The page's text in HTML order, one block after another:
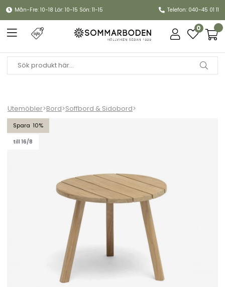
Mån-Fre: 10-18 Lör: 10-15 Sön: 11-15 Telefon: 040-45 01 11
0
Utemöbler>Bord>Soffbord & Sidobord>
10
till 16/8
Tennessee sidobord Ø 50 H41 cm - natur